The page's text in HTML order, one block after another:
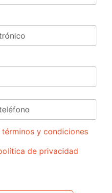
términos y condiciones
de privacidad